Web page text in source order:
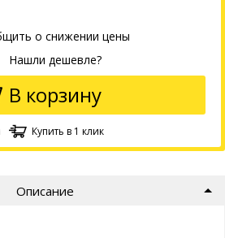
о снижении цены
Нашли дешевле?
В корзину
Купить в 1 клик
Описание